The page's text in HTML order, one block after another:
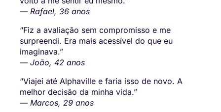
— Rafael, 36 anos
“Fiz a avaliação sem compromisso e me
surpreendi. Era mais acessível do que eu
imaginava.”
— João, 42 anos
“Viajei até Alphaville e faria isso de novo. A
melhor decisão da minha vida.”
— Marcos, 29 anos